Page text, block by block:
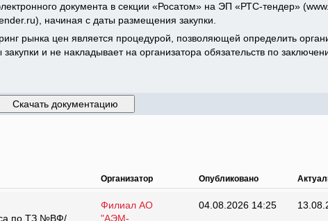
документа в секции «Росатом» на ЭП «РТС-тендер»
начиная с даты размещения закупки.
рынка цен является процедурой, позволяющей определить
и не накладывает на организатора обязательств по
Организатор Опубликовано
по ТЗ №ВФ/
Филиал АО
"АЭМ-
04.08.2026 14:25